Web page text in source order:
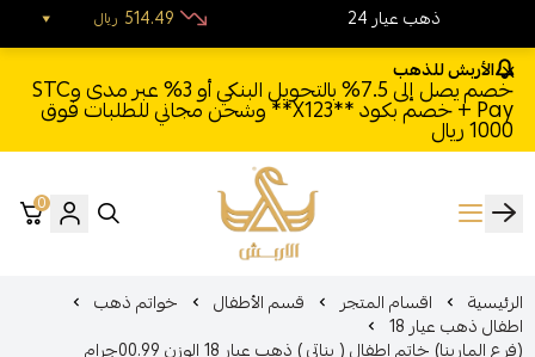
الأربش للذهب
خصم يصل إلى 7.5% بالتحويل البنكي أو 3% عبر مدى وSTC
Pay + خصم بكود **X123** وشحن مجاني للطلبات فوق
1000 ريال
الأربش للذهب
0
الرئيسية اقسام المتجر قسم الأطفال خواتم ذهب
اطفال ذهب عيار 18
(فرع المارينا) خاتم اطفال ( بناتي ) ذهب عيار 18 الوزن 00.99جرام
24 ذهب عيار ريال 514.49